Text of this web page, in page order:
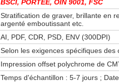
BSCI, PORTÉE, OIN 9001, FSC
Stratification de graver, brillante en
argenté emboutissant etc.
AI, PDF, CDR, PSD, ENV (300DPI)
Selon les exigences spécifiques des
Impression offset polychrome de
Temps d'échantillon : 5-7 jours ;